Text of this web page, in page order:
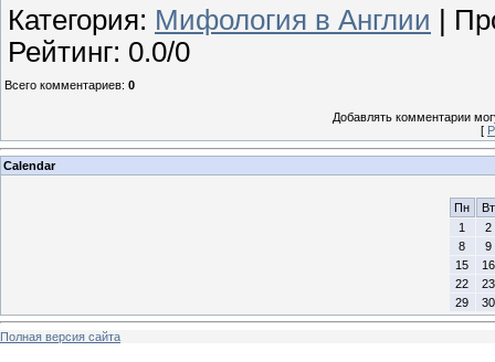
Категория: Мифология в Англии
Рейтинг: 0.0/0
Всего комментариев: 0
Добавлять комментарии
[
Calendar
Пн
Вт
1
2
8
9
15
16
22
23
29
30
Полная версия сайта